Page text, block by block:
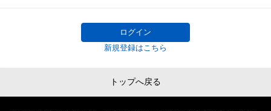
ログイン
新規登録はこちら
トップへ戻る